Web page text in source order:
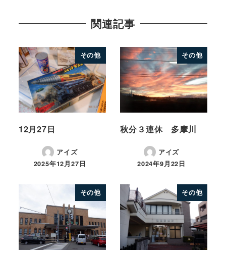
関連記事
その他
12月27日
アイズ
2025年12月27日
その他
秋分３連休 多摩川
アイズ
2024年9月22日
その他 その他